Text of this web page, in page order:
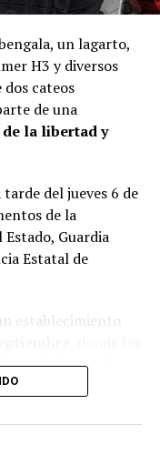
un lagarto,
H3 y diversos
cateos
de una
la libertad y
del jueves 6 de
de la
Guardia
Estatal de
establecimiento
dentro de
perros.
Hummer H3,
relacionado con los